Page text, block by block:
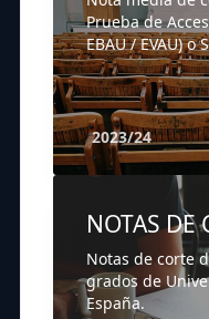
Prueba de
EBAU / EVAU) o
2023/24
NOTAS DE
Notas de corte
grados de
España.